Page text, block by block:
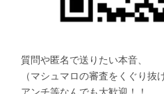
質問や匿名で送りたい本音、
（マシュマロの審査をくぐり抜
アンチ等なんでも大歓迎！！